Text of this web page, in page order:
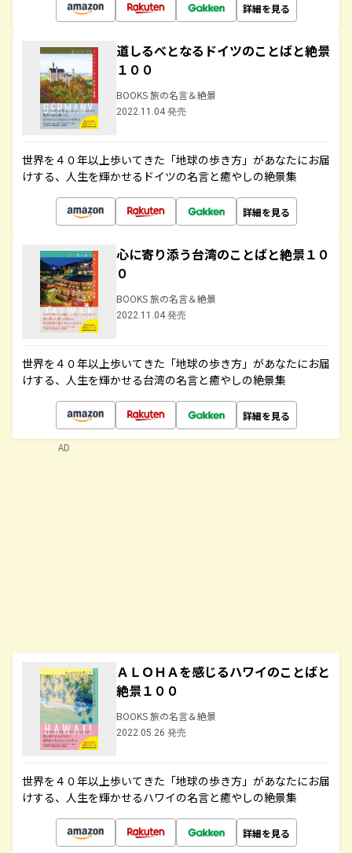
詳細を見る
道しるべとなるドイツのことばと絶景
１００
BOOKS 旅の名言＆絶景
2022.11.04 発売
世界を４０年以上歩いてきた「地球の歩き方」があなたにお届
けする、人生を輝かせるドイツの名言と癒やしの絶景集
詳細を見る
心に寄り添う台湾のことばと絶景１０
０
BOOKS 旅の名言＆絶景
2022.11.04 発売
世界を４０年以上歩いてきた「地球の歩き方」があなたにお届
けする、人生を輝かせる台湾の名言と癒やしの絶景集
詳細を見る
ＡＬＯＨＡを感じるハワイのことばと
絶景１００
BOOKS 旅の名言＆絶景
2022.05.26 発売
世界を４０年以上歩いてきた「地球の歩き方」があなたにお届
けする、人生を輝かせるハワイの名言と癒やしの絶景集
詳細を見る
AD